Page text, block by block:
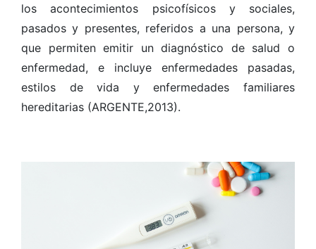
los acontecimientos psicofísicos y sociales,
pasados y presentes, referidos a una persona, y
que permiten emitir un diagnóstico de salud o
enfermedad, e incluye enfermedades pasadas,
estilos de vida y enfermedades familiares
hereditarias (ARGENTE,2013).